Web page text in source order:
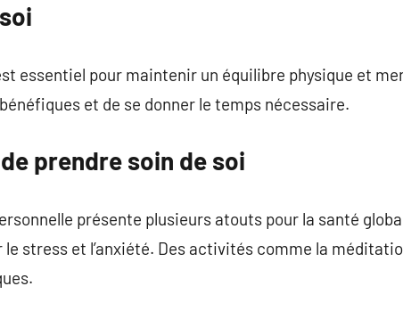
essentiel pour maintenir un équilibre physique et
et de se donner le temps nécessaire.
prendre soin de soi
présente plusieurs atouts pour la santé
stress et l’anxiété. Des activités comme la